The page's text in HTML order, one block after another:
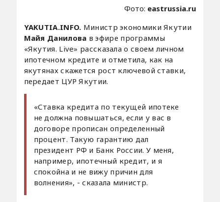
Фото: eastrussia.ru
YAKUTIA.INFO. Министр экономики Якутии
Майя Данилова в эфире программы
«Якутия. Live» рассказала о своем личном
ипотечном кредите и отметила, как на
якутянах скажется рост ключевой ставки,
передает ЦУР Якутии.
«Ставка кредита по текущей ипотеке
не должна повышаться, если у вас в
договоре прописан определенный
процент. Такую гарантию дал
президент РФ и Банк России. У меня,
например, ипотечный кредит, и я
спокойна и не вижу причин для
волнения», - сказала министр.